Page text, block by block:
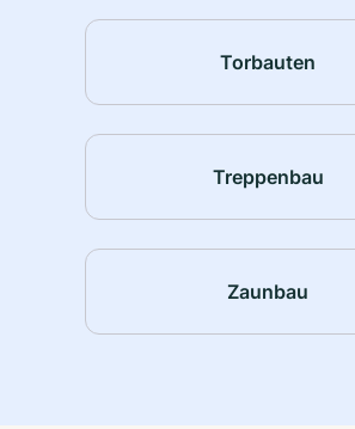
Torbauten
Treppenbau
Zaunbau